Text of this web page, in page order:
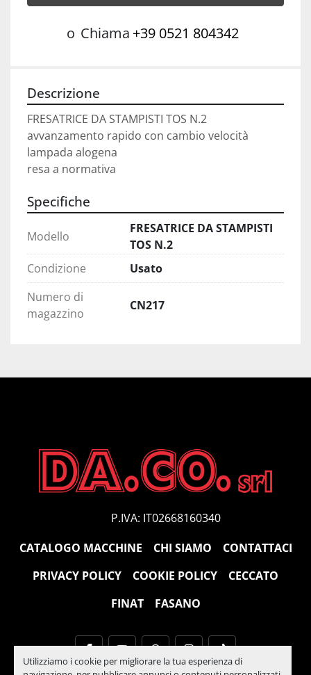
Utilizziamo i cookie per migliorare la tua esperienza di
o Chiama +39 0521 804342
Descrizione
FRESATRICE DA STAMPISTI TOS N.2
avvanzamento rapido con cambio velocità
lampada alogena
resa a normativa
Specifiche
Modello
FRESATRICE DA STAMPISTI
TOS N.2
Condizione
Usato
Numero di
magazzino
CN217
P.IVA: IT02668160340
CATALOGO MACCHINE
CHI SIAMO
CONTATTACI
PRIVACY POLICY
COOKIE POLICY
CECCATO
FINAT
FASANO
facebookyoutubewhatsappinstagram
tiktok